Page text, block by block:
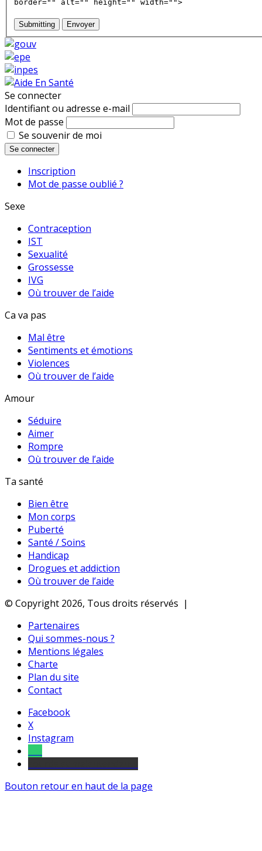
border="" alt="" height="" width="">
Submitting Envoyer
Se connecter
Identifiant ou adresse e-mail
Mot de passe
Se souvenir de moi
Se connecter
Inscription
Mot de passe oublié ?
Sexe
Contraception
IST
Sexualité
Grossesse
IVG
Où trouver de l’aide
Ca va pas
Mal être
Sentiments et émotions
Violences
Où trouver de l’aide
Amour
Séduire
Aimer
Rompre
Où trouver de l’aide
Ta santé
Bien être
Mon corps
Puberté
Santé / Soins
Handicap
Drogues et addiction
Où trouver de l’aide
© Copyright 2026, Tous droits réservés |
Partenaires
Qui sommes-nous ?
Mentions légales
Charte
Plan du site
Contact
Facebook
X
Instagram
Bouton retour en haut de la page